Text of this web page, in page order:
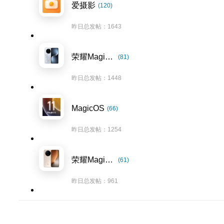
爱摄影 (120)
昨日总发帖：1643
荣耀Magic7系列 (81)
昨日总发帖：1448
MagicOS (66)
昨日总发帖：1254
荣耀Magic8系列 (61)
昨日总发帖：961